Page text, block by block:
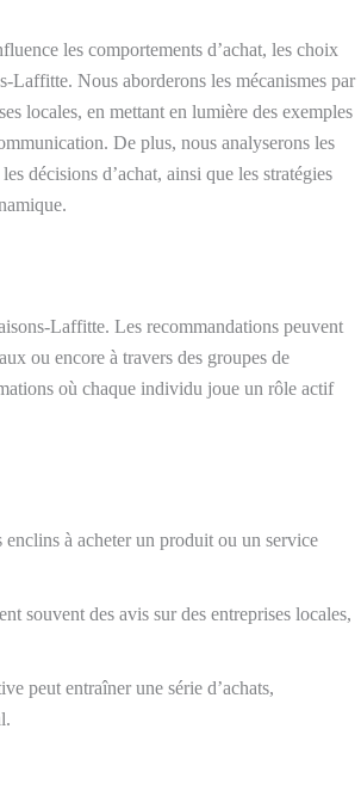
les comportements d’achat, les choix
Laffitte. Nous aborderons les mécanismes par
locales, en mettant en lumière des exemples
De plus, nous analyserons les
décisions d’achat, ainsi que les stratégies
Laffitte. Les recommandations peuvent
ou encore à travers des groupes de
où chaque individu joue un rôle actif
enclins à acheter un produit ou un service
souvent des avis sur des entreprises locales,
peut entraîner une série d’achats,